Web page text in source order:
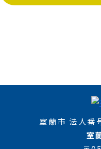
室蘭市 法人
室